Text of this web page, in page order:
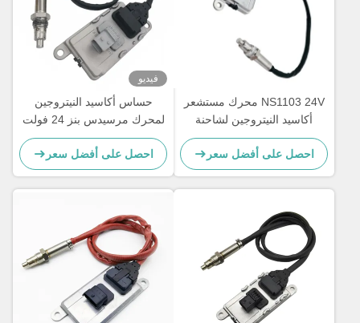
NS1103 24V محرك مستشعر
أكاسيد النيتروجين لشاحنة
مرسيدس بنز 5WK97329A
احصل على أفضل سعر
فيديو
حساس أكاسيد النيتروجين
لمحرك مرسيدس بنز 24 فولت
Actros 5WK97331A
A0101531628
احصل على أفضل سعر